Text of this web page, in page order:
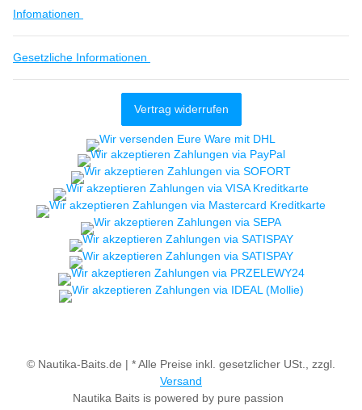
Infomationen
Gesetzliche Informationen
Vertrag widerrufen
© Nautika-Baits.de | * Alle Preise inkl. gesetzlicher USt., zzgl.
Versand
Nautika Baits is powered by pure passion